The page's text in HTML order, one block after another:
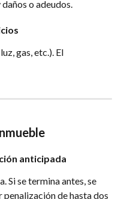
o adeudos.
gas, etc.). El
anticipada
Si se termina antes, se
penalización de hasta dos